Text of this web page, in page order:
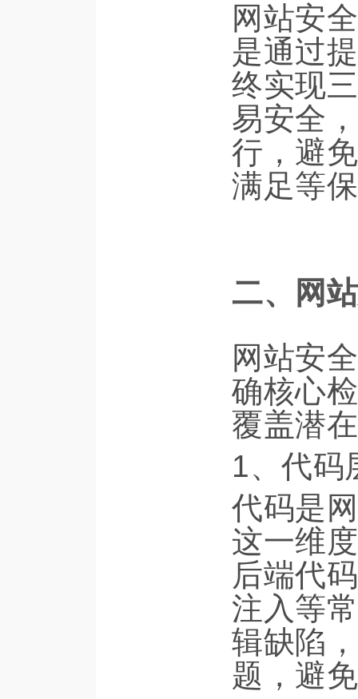
网站安
是通过
终实现
易安全
行，避
满足等
二、网
网站安
确核心
覆盖潜
1、代码
代码是
这一维
后端代
注入等
辑缺陷
题，避